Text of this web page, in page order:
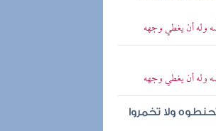
وله أن يغطي وجهه
وله أن يغطي وجهه
ولا تخمروا